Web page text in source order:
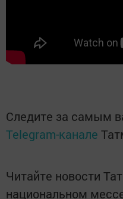
Следите за самым
Telegram-канале
Читайте новости
национальном